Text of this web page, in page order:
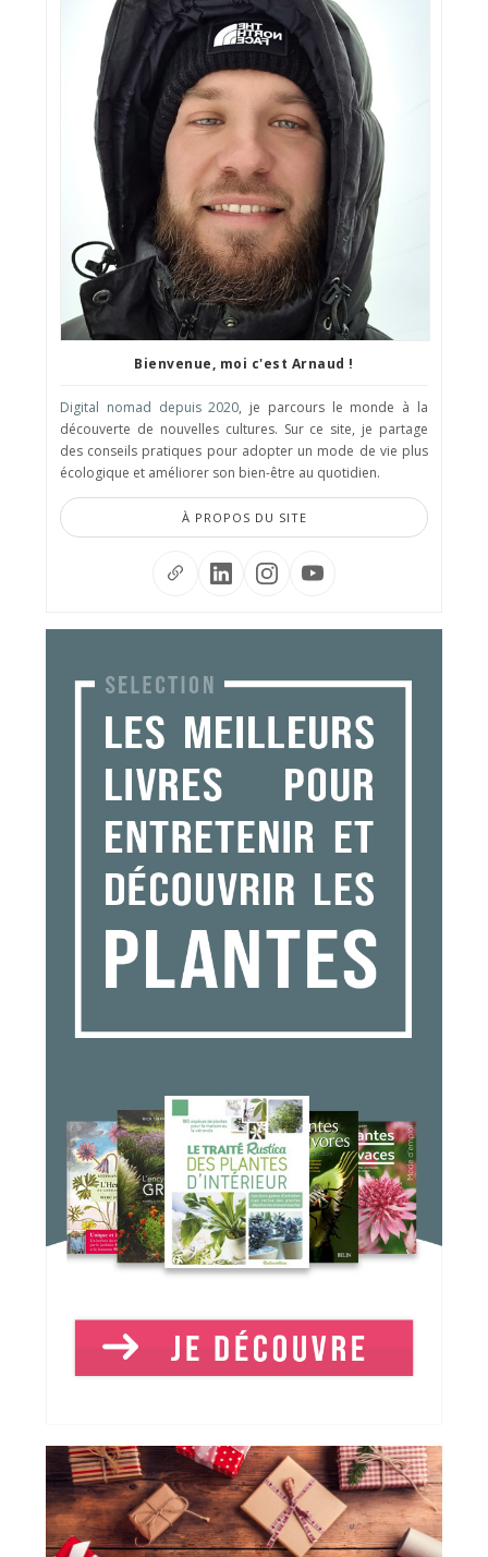
Bienvenue, moi c'est Arnaud !
Digital nomad depuis 2020, je parcours le monde à la
découverte de nouvelles cultures. Sur ce site, je partage
des conseils pratiques pour adopter un mode de vie plus
écologique et améliorer son bien-être au quotidien.
À PROPOS DU SITE